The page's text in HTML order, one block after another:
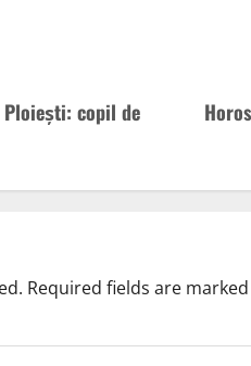
Ploiești: copil de
Required fields are marked